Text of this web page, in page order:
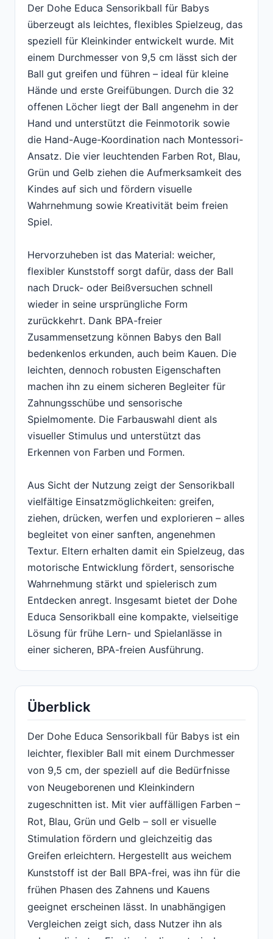
Der Dohe Educa Sensorikball für Babys
überzeugt als leichtes, flexibles Spielzeug, das
speziell für Kleinkinder entwickelt wurde. Mit
einem Durchmesser von 9,5 cm lässt sich der
Ball gut greifen und führen – ideal für kleine
Hände und erste Greifübungen. Durch die 32
offenen Löcher liegt der Ball angenehm in der
Hand und unterstützt die Feinmotorik sowie
die Hand-Auge-Koordination nach Montessori-
Ansatz. Die vier leuchtenden Farben Rot, Blau,
Grün und Gelb ziehen die Aufmerksamkeit des
Kindes auf sich und fördern visuelle
Wahrnehmung sowie Kreativität beim freien
Spiel.
Hervorzuheben ist das Material: weicher,
flexibler Kunststoff sorgt dafür, dass der Ball
nach Druck- oder Beißversuchen schnell
wieder in seine ursprüngliche Form
zurückkehrt. Dank BPA-freier
Zusammensetzung können Babys den Ball
bedenkenlos erkunden, auch beim Kauen. Die
leichten, dennoch robusten Eigenschaften
machen ihn zu einem sicheren Begleiter für
Zahnungsschübe und sensorische
Spielmomente. Die Farbauswahl dient als
visueller Stimulus und unterstützt das
Erkennen von Farben und Formen.
Aus Sicht der Nutzung zeigt der Sensorikball
vielfältige Einsatzmöglichkeiten: greifen,
ziehen, drücken, werfen und explorieren – alles
begleitet von einer sanften, angenehmen
Textur. Eltern erhalten damit ein Spielzeug, das
motorische Entwicklung fördert, sensorische
Wahrnehmung stärkt und spielerisch zum
Entdecken anregt. Insgesamt bietet der Dohe
Educa Sensorikball eine kompakte, vielseitige
Lösung für frühe Lern- und Spielanlässe in
einer sicheren, BPA-freien Ausführung.
Überblick
Der Dohe Educa Sensorikball für Babys ist ein
leichter, flexibler Ball mit einem Durchmesser
von 9,5 cm, der speziell auf die Bedürfnisse
von Neugeborenen und Kleinkindern
zugeschnitten ist. Mit vier auffälligen Farben –
Rot, Blau, Grün und Gelb – soll er visuelle
Stimulation fördern und gleichzeitig das
Greifen erleichtern. Hergestellt aus weichem
Kunststoff ist der Ball BPA-frei, was ihn für die
frühen Phasen des Zahnens und Kauens
geeignet erscheinen lässt. In unabhängigen
Vergleichen zeigt sich, dass Nutzer ihn als